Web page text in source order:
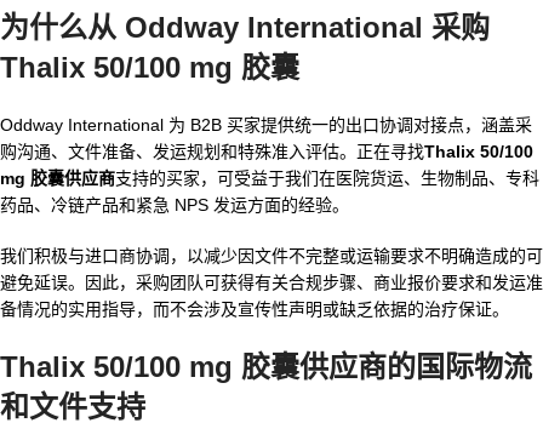
为什么从 Oddway International 采购
Thalix 50/100 mg 胶囊
Oddway International 为 B2B 买家提供统一的出口协调对接点，涵盖采
购沟通、文件准备、发运规划和特殊准入评估。正在寻找Thalix 50/100
mg 胶囊供应商支持的买家，可受益于我们在医院货运、生物制品、专科
药品、冷链产品和紧急 NPS 发运方面的经验。
我们积极与进口商协调，以减少因文件不完整或运输要求不明确造成的可
避免延误。因此，采购团队可获得有关合规步骤、商业报价要求和发运准
备情况的实用指导，而不会涉及宣传性声明或缺乏依据的治疗保证。
Thalix 50/100 mg 胶囊供应商的国际物流
和文件支持